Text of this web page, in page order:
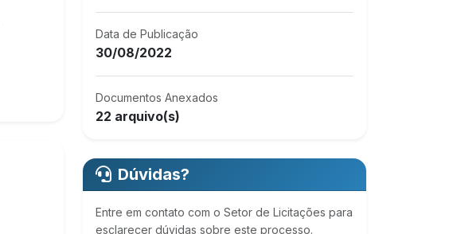
Data de Publicação
30/08/2022
Documentos Anexados
22 arquivo(s)
Dúvidas?
Entre em contato com o Setor de Licitações para
esclarecer dúvidas sobre este processo.